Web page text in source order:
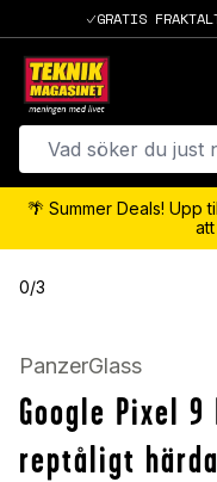
GRATIS
🌴 Summer Deals! Upp
0/3
PanzerGlass
Google Pixel
reptåligt